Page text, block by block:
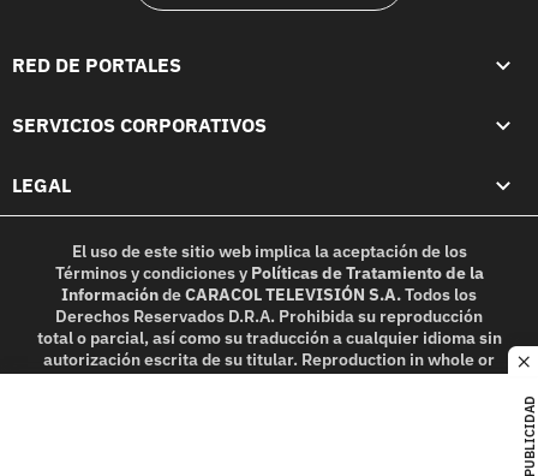
PUBLICIDAD
RED DE PORTALES
SERVICIOS CORPORATIVOS
LEGAL
El uso de este sitio web implica la aceptación de los
Términos y condicionesy Políticas de Tratamiento de la
InformacióndeCARACOL TELEVISIÓN S.A.Todos los
Derechos Reservados D.R.A. Prohibida su reproducción
total o parcial, así como su traducción a cualquier idioma sin
autorización escrita de su titular. Reproduction in whole or